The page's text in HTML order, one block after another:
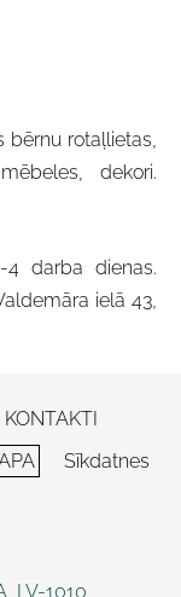
rotaļlietas,
dekori.
4 darba dienas.
ielā 43,
KONTAKTI
Sīkdatnes
LV-1010